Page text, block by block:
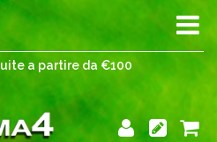
a partire da €100
a partire da €100